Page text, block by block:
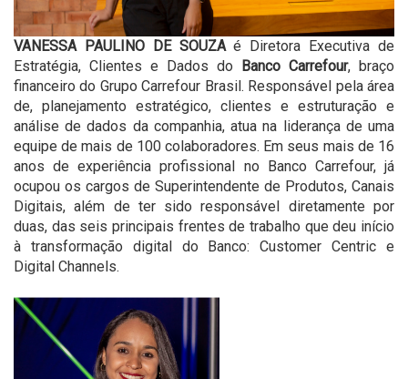
VANESSA PAULINO DE SOUZAé Diretora Executiva de
Estratégia, Clientes e Dados do
Banco Carrefour, braço
financeiro do Grupo Carrefour Brasil. Responsável pela área
de, planejamento estratégico, clientes e estruturação e
análise de dados da companhia, atua na liderança de uma
equipe de mais de 100 colaboradores. Em seus mais de 16
anos de experiência profissional no Banco Carrefour, já
ocupou os cargos de Superintendente de Produtos, Canais
Digitais, além de ter sido responsável diretamente por
duas, das seis principais frentes de trabalho que deu início
à transformação digital do Banco: Customer Centric e
Digital Channels.